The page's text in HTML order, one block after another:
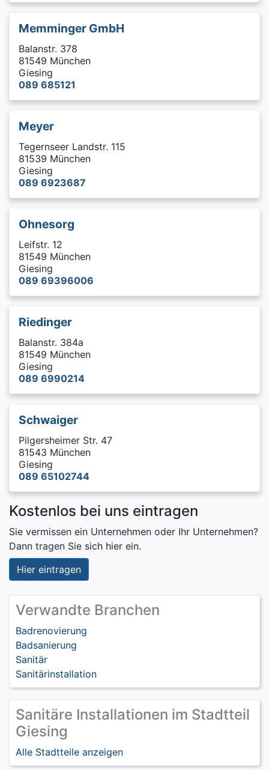
Memminger GmbH
Balanstr. 378
81549 München
Giesing
089 685121
Meyer
Tegernseer Landstr. 115
81539 München
Giesing
089 6923687
Ohnesorg
Leifstr. 12
81549 München
Giesing
089 69396006
Riedinger
Balanstr. 384a
81549 München
Giesing
089 6990214
Schwaiger
Pilgersheimer Str. 47
81543 München
Giesing
089 65102744
Kostenlos bei uns eintragen
Sie vermissen ein Unternehmen oder Ihr Unternehmen?
Dann tragen Sie sich hier ein.
Hier eintragen
Verwandte Branchen
Badrenovierung
Badsanierung
Sanitär
Sanitärinstallation
Sanitäre Installationen im Stadtteil
Giesing
Alle Stadtteile anzeigen